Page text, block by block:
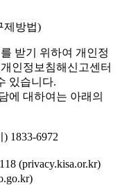
제방법)
받기 위하여 개인정
인정보침해신고센터
있습니다.
에 대하여는 아래의
1833-6972
(privacy.kisa.or.kr)